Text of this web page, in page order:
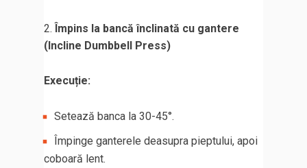
Împins la bancă înclinată cu gantere
(Incline Dumbbell Press)
Execuție:
Setează banca la 30-45°.
Împinge ganterele deasupra pieptului, apoi
coboară lent.